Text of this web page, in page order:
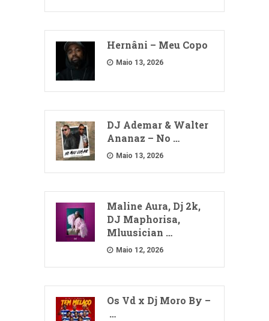
Hernâni – Meu Copo
Maio 13, 2026
DJ Ademar & Walter
Ananaz – No …
Maio 13, 2026
Maline Aura, Dj 2k,
DJ Maphorisa,
Mluusician …
Maio 12, 2026
Os Vd x Dj Moro By –
…